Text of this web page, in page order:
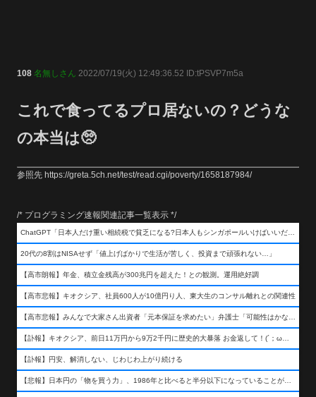
108 名無しさん 2022/07/19(火) 12:49:36.52 ID:tPSVP7m5a
これで食ってるプロ居ないの？どうな
の本当は🥺
参照先 https://greta.5ch.net/test/read.cgi/poverty/1658187984/
/* プログラミング速報関連記事一覧表示 */
ChatGPT「日本人だけ重い相続税で貧乏になる?日本人もシンガポールいけばいいだけだから相続税で日本人は貧乏にならんだろ呆」
20代の8割はNISAせず「値上げばかりで生活が苦しく、投資まで頑張れない…」
【高市朗報】年金、積立金残高が300兆円を超えた！との観測。運用絶好調
【高市悲報】キオクシア、社員600人が10億円り人、東大生のコンサル離れとの関連性
【高市悲報】みんなで大家さん出資者「元本保証を求めたい」弁護士「可能性はかなり低い」出資者「不誠実！」
【訃報】キオクシア、前日11万円から9万2千円に歴史的大暴落 お金返して！(´；ω；｀)
【訃報】円安、解消しない、じわじわ上がり続ける
【悲報】日本円の「物を買う力」、1986年と比べると半分以下になっていることが判明&#8230;高市さんありがとう！